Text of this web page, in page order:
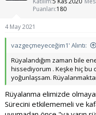
aşırı dopamin hiçbir emek
bağımlı eder, çünkü vücut
işlediniz. Bu sebeple bazı
Bu bozukluklar hem
1- Sertleşme bozukluğu
Puanları 180
4 May 2021
vazgeçmeyeceğim1' Alıntı:
Rüyalandığım zaman bile
hissediyorum . Keşke hiç bu
yoğunlaşsam.
Rüyalanma elimizde
Sürecini etkilememeli ve